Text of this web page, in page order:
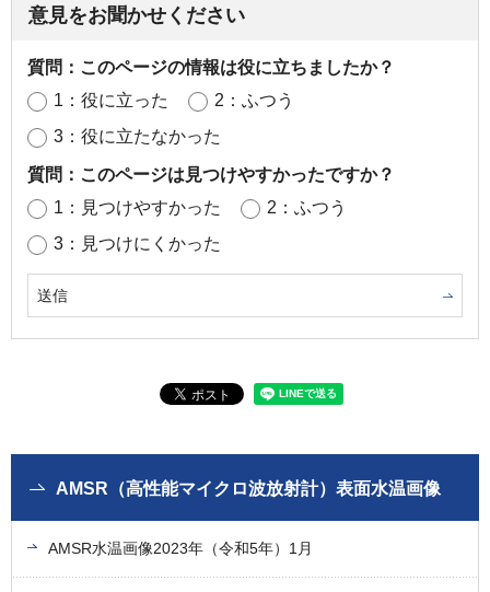
意見をお聞かせください
質問：このページの情報は役に立ちましたか？
1：役に立った
2：ふつう
3：役に立たなかった
質問：このページは見つけやすかったですか？
1：見つけやすかった
2：ふつう
3：見つけにくかった
AMSR（高性能マイクロ波放射計）表面水温画像
AMSR水温画像2023年（令和5年）1月